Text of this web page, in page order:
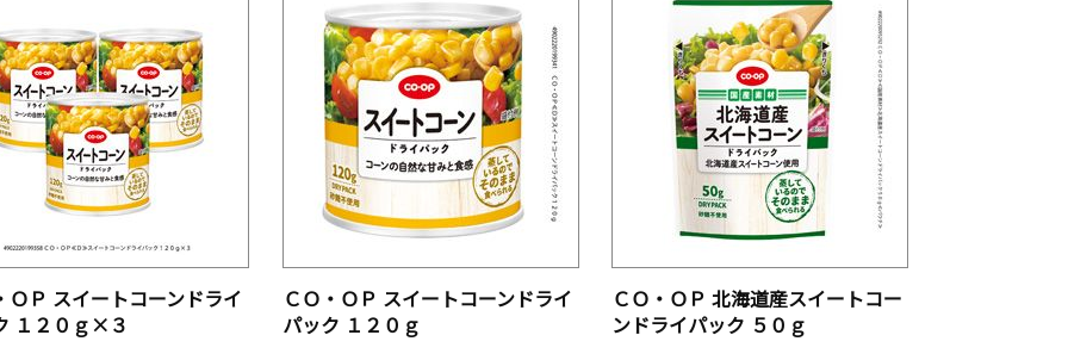
ＯＰ スイートコーンドライ
１２０ｇ×３
ＣＯ・ＯＰ スイートコーンドライ
パック １２０ｇ
ＣＯ・ＯＰ 北海道産スイートコー
ンドライパック ５０ｇ